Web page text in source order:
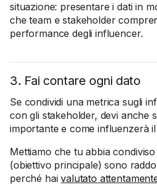
situazione: presentare i dati in
che team e stakeholder
performance degli influencer.
3. Fai contare ogni dato
Se condividi una metrica sugli
con gli stakeholder, devi anche
importante e come influenzerà
Mettiamo che tu abbia
(obiettivo principale) sono
perché haivalutato